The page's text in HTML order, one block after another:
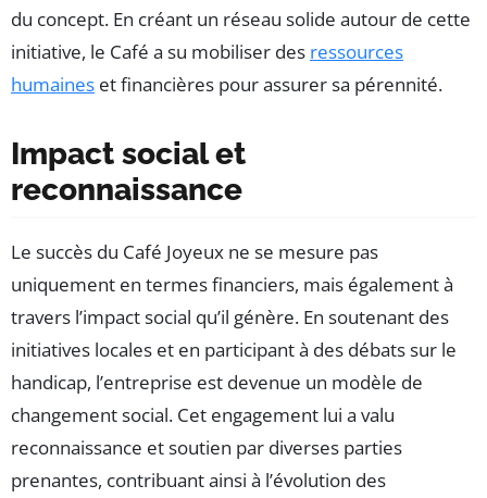
du concept. En créant un réseau solide autour de cette
initiative, le Café a su mobiliser des ressources
humaines et financières pour assurer sa pérennité.
Impact social et
reconnaissance
Le succès du Café Joyeux ne se mesure pas
uniquement en termes financiers, mais également à
travers l’impact social qu’il génère. En soutenant des
initiatives locales et en participant à des débats sur le
handicap, l’entreprise est devenue un modèle de
changement social. Cet engagement lui a valu
reconnaissance et soutien par diverses parties
prenantes, contribuant ainsi à l’évolution des